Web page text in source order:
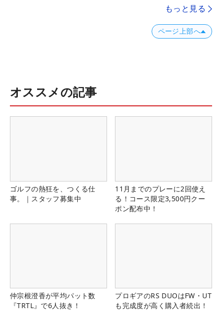
もっと見る
ページ上部へ
オススメの記事
ゴルフの熱狂を、つくる仕
事。｜スタッフ募集中
11月までのプレーに2回使え
る！コース限定3,500円クー
ポン配布中！
仲宗根澄香が平均パット数
『TRTL』で6人抜き！
プロギアのRS DUOはFW・UT
も完成度が高く購入者続出！